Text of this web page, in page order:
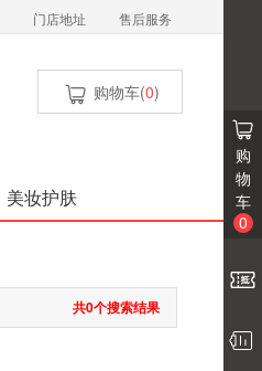
门店地址 售后服务
购物车(0)
美妆护肤
购
物
车
0
共0个搜索结果